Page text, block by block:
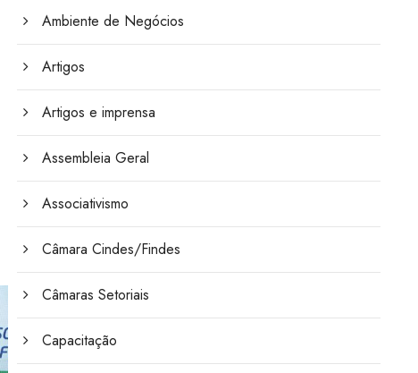
Ambiente de Negócios
Artigos
Artigos e imprensa
Assembleia Geral
Associativismo
Câmara Cindes/Findes
Câmaras Setoriais
Capacitação